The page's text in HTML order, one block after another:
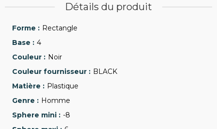
Détails du produit
Rectangle
4
Noir
BLACK
Plastique
Homme
-8